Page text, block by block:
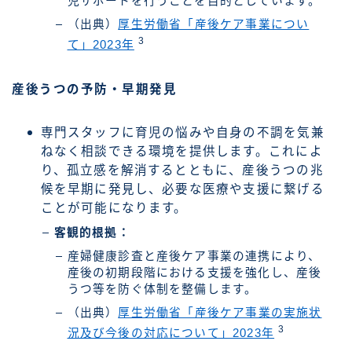
（出典） 厚生労働省「産後ケア事業につい
て」2023年 3
産後うつの予防・早期発見
専門スタッフに育児の悩みや自身の不調を気兼
ねなく相談できる環境を提供します。これによ
り、孤立感を解消するとともに、産後うつの兆
候を早期に発見し、必要な医療や支援に繋げる
ことが可能になります。
客観的根拠：
産婦健康診査と産後ケア事業の連携により、
産後の初期段階における支援を強化し、産後
うつ等を防ぐ体制を整備します。
（出典） 厚生労働省「産後ケア事業の実施状
況及び今後の対応について」2023年 3